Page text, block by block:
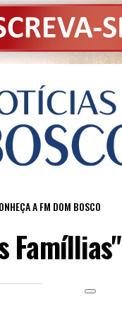
A FM DOM BOSCO
Famíllias"